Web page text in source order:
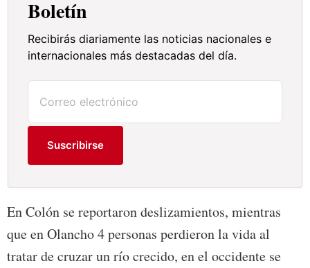
Boletín
Recibirás diariamente las noticias nacionales e
internacionales más destacadas del día.
Suscribirse
En Colón se reportaron deslizamientos, mientras
que en Olancho 4 personas perdieron la vida al
tratar de cruzar un río crecido, en el occidente se